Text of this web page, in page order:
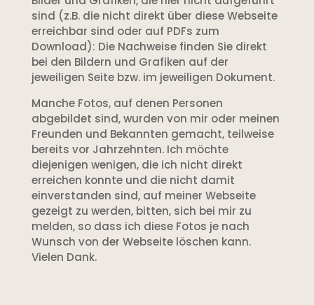
sind (z.B. die nicht direkt über diese Webseite
erreichbar sind oder auf PDFs zum
Download): Die Nachweise finden Sie direkt
bei den Bildern und Grafiken auf der
jeweiligen Seite bzw. im jeweiligen Dokument.
Manche Fotos, auf denen Personen
abgebildet sind, wurden von mir oder meinen
Freunden und Bekannten gemacht, teilweise
bereits vor Jahrzehnten. Ich möchte
diejenigen wenigen, die ich nicht direkt
erreichen konnte und die nicht damit
einverstanden sind, auf meiner Webseite
gezeigt zu werden, bitten, sich bei mir zu
melden, so dass ich diese Fotos je nach
Wunsch von der Webseite löschen kann.
Vielen Dank.